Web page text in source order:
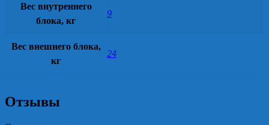
Вес внутреннего
блока, кг
9
Вес внешнего блока,
кг
24
Отзывы